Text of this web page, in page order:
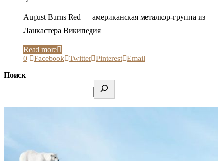
August Burns Red — американская металкор-группа из
Ланкастера Википедия
Read more
0
Facebook Twitter Pinterest Email
Поиск